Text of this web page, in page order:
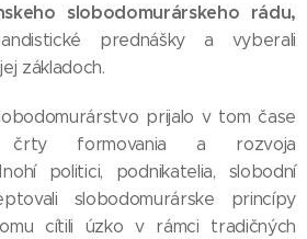
slobodomurárskeho rádu,
prednášky a vyberali
základoch.
prijalo v tom čase
črty formovania a rozvoja
politici, podnikatelia, slobodní
slobodomurárske princípy
cítili úzko v rámci tradičných